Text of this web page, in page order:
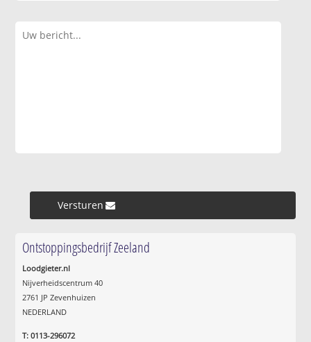
Versturen »
Ontstoppingsbedrijf Zeeland
Loodgieter.nl
Nijverheidscentrum 40
2761 JP Zevenhuizen
NEDERLAND
T: 0113-296072